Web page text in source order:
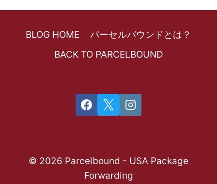
BLOG HOME
パーセルバウンドとは？
BACK TO PARCELBOUND
© 2026 Parcelbound - USA Package
Forwarding